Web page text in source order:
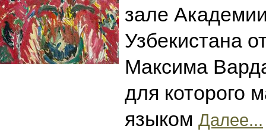
зале
Узбекистана
Максима
для которого
языком Далее...